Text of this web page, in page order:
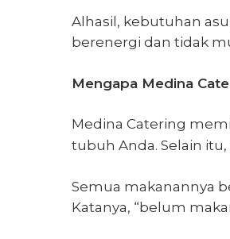
Alhasil, kebutuhan
berenergi dan tidak
Mengapa Medina
Medina Catering
tubuh Anda. Selain
Semua makanannya
Katanya, “belum